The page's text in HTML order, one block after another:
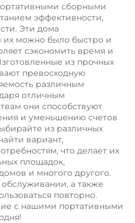
сборными
эффективности,
Эти дома
их можно было быстро и
сэкономить время и
из прочных
превосходную
различным
отличным
они способствуют
и уменьшению счетов
из различных
вариант,
что делает их
площадок,
и многого другого.
а также
повторно.
с нашими портативными